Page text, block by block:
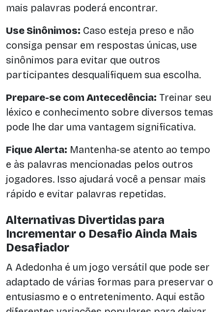
mais palavras poderá encontrar.
Use Sinônimos: Caso esteja preso e não
consiga pensar em respostas únicas, use
sinônimos para evitar que outros
participantes desqualifiquem sua escolha.
Prepare-se com Antecedência: Treinar seu
léxico e conhecimento sobre diversos temas
pode lhe dar uma vantagem significativa.
Fique Alerta: Mantenha-se atento ao tempo
e às palavras mencionadas pelos outros
jogadores. Isso ajudará você a pensar mais
rápido e evitar palavras repetidas.
Alternativas Divertidas para
Incrementar o Desafio Ainda Mais
Desafiador
A Adedonha é um jogo versátil que pode ser
adaptado de várias formas para preservar o
entusiasmo e o entretenimento. Aqui estão